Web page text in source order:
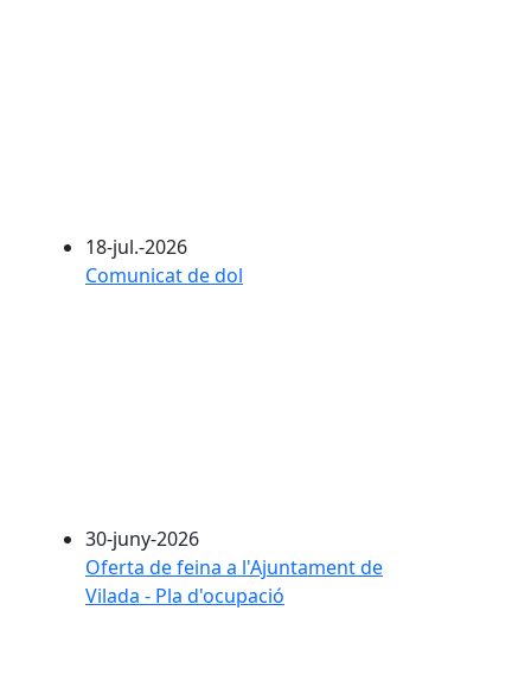
18-jul.-2026
Comunicat de dol
30-juny-2026
Oferta de feina a l'Ajuntament de
Vilada - Pla d'ocupació